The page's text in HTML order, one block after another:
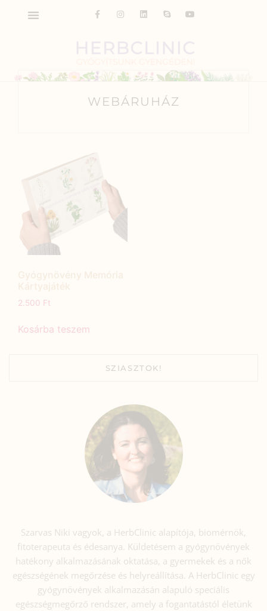
WEBÁRUHÁZ
2.500 Ft
Kosárba teszem
SZIASZTOK!
Szarvas Niki vagyok, a HerbClinic alapítója, biomérnök,
fitoterapeuta és édesanya. Küldetésem a gyógynövények
hatékony alkalmazásának oktatása, a gyermekek és a nők
egészségének megőrzése és helyreállítása. A HerbClinic egy
gyógynövények alkalmazásán alapuló speciális
egészségmegőrző rendszer, amely a fogantatástól életünk